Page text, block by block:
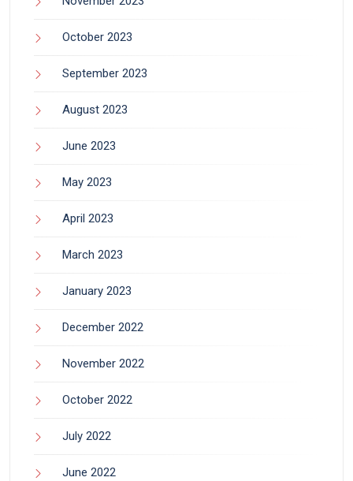
October 2023
September 2023
August 2023
June 2023
May 2023
April 2023
March 2023
January 2023
December 2022
November 2022
October 2022
July 2022
June 2022